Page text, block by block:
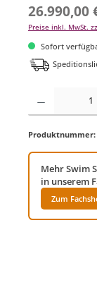
26.990,00
Preise inkl. MwSt.
Sofort
Produkt Anzahl:
Produktnummer:
Mehr Swim
in unserem
Zum